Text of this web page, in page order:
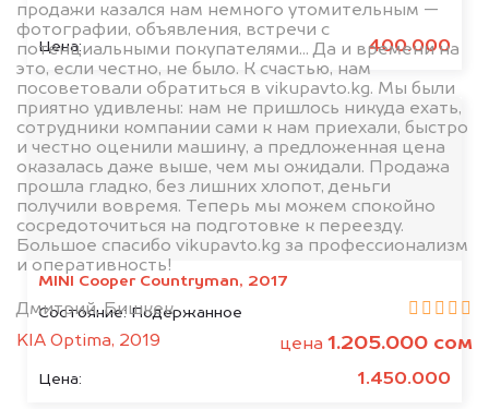
Цена: 400.000
MINI Cooper Countryman, 2017
Состояние:Подержанное
Цена: 1.450.000
продажи казался нам немного утомительным —
фотографии, объявления, встречи с
потенциальными покупателями... Да и времени на
это, если честно, не было. К счастью, нам
посоветовали обратиться в vikupavto.kg. Мы были
приятно удивлены: нам не пришлось никуда ехать,
сотрудники компании сами к нам приехали, быстро
и честно оценили машину, а предложенная цена
оказалась даже выше, чем мы ожидали. Продажа
прошла гладко, без лишних хлопот, деньги
получили вовремя. Теперь мы можем спокойно
сосредоточиться на подготовке к переезду.
Большое спасибо vikupavto.kg за профессионализм
и оперативность!
Дмитрий, Бишкек
KIA Optima, 2019
цена 1.205.000 сом